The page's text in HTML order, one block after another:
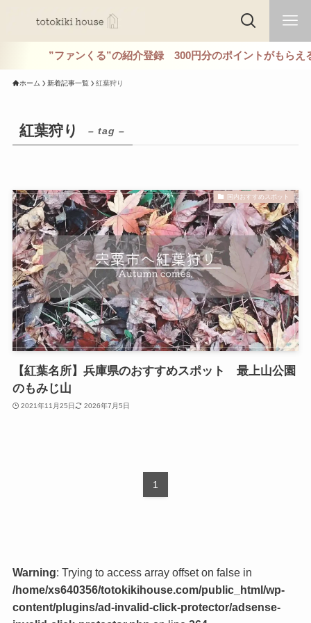
”ファンくる”の紹介登録 300円分のポイントがもらえ
ホーム 新着記事一覧 紅葉狩り
紅葉狩り – tag –
国内おすすめスポット
【紅葉名所】兵庫県のおすすめスポット 最上山公園
のもみじ山
2021年11月25日 2026年7月5日
1
Warning: Trying to access array offset on false in
/home/xs640356/totokikihouse.com/public_html/wp-
content/plugins/ad-invalid-click-protector/adsense-